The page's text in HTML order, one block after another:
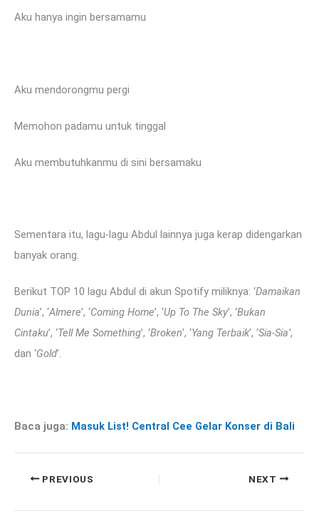
Aku hanya ingin bersamamu
Aku mendorongmu pergi
Memohon padamu untuk tinggal
Aku membutuhkanmu di sini bersamaku
Sementara itu, lagu-lagu Abdul lainnya juga kerap didengarkan
banyak orang.
Berikut TOP 10 lagu Abdul di akun Spotify miliknya: ‘Damaikan
Dunia’, ‘Almere’, ‘Coming Home’, ‘Up To The Sky’, ‘Bukan
Cintaku’, ‘Tell Me Something’, ‘Broken’, ‘Yang Terbaik’, ‘Sia-Sia’,
dan ‘Gold’.
Baca juga: Masuk List! Central Cee Gelar Konser di Bali
PREVIOUS NEXT